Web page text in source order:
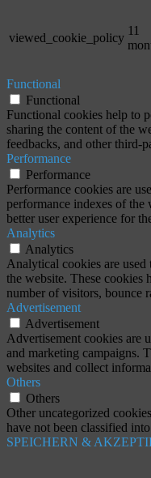
viewed_cookie_policy
11
Functional
Functional
Functional cookies help to
sharing the content of the
feedbacks, and other third-
Performance
Performance
Performance cookies are
performance indexes of
better user experience for
Analytics
Analytics
Analytical cookies are
the website. These cookies
number of visitors, bounce
Advertisement
Advertisement
Advertisement cookies are
and marketing campaigns.
websites and collect
Others
Others
Other uncategorized
have not been classified
SPEICHERN &